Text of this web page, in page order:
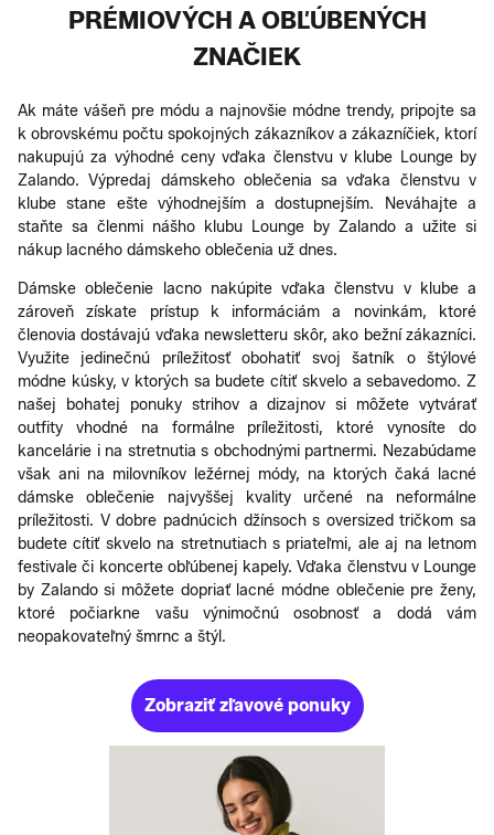
PRÉMIOVÝCH A OBĽÚBENÝCH
ZNAČIEK
Ak máte vášeň pre módu a najnovšie módne trendy, pripojte sa
k obrovskému počtu spokojných zákazníkov a zákazníčiek, ktorí
nakupujú za výhodné ceny vďaka členstvu v klube Lounge by
Zalando. Výpredaj dámskeho oblečenia sa vďaka členstvu v
klube stane ešte výhodnejším a dostupnejším. Neváhajte a
staňte sa členmi nášho klubu Lounge by Zalando a užite si
nákup lacného dámskeho oblečenia už dnes.
Dámske oblečenie lacno nakúpite vďaka členstvu v klube a
zároveň získate prístup k informáciám a novinkám, ktoré
členovia dostávajú vďaka newsletteru skôr, ako bežní zákazníci.
Využite jedinečnú príležitosť obohatiť svoj šatník o štýlové
módne kúsky, v ktorých sa budete cítiť skvelo a sebavedomo. Z
našej bohatej ponuky strihov a dizajnov si môžete vytvárať
outfity vhodné na formálne príležitosti, ktoré vynosíte do
kancelárie i na stretnutia s obchodnými partnermi. Nezabúdame
však ani na milovníkov ležérnej módy, na ktorých čaká lacné
dámske oblečenie najvyššej kvality určené na neformálne
príležitosti. V dobre padnúcich džínsoch s oversized tričkom sa
budete cítiť skvelo na stretnutiach s priateľmi, ale aj na letnom
festivale či koncerte obľúbenej kapely. Vďaka členstvu v Lounge
by Zalando si môžete dopriať lacné módne oblečenie pre ženy,
ktoré počiarkne vašu výnimočnú osobnosť a dodá vám
neopakovateľný šmrnc a štýl.
Zobraziť zľavové ponuky